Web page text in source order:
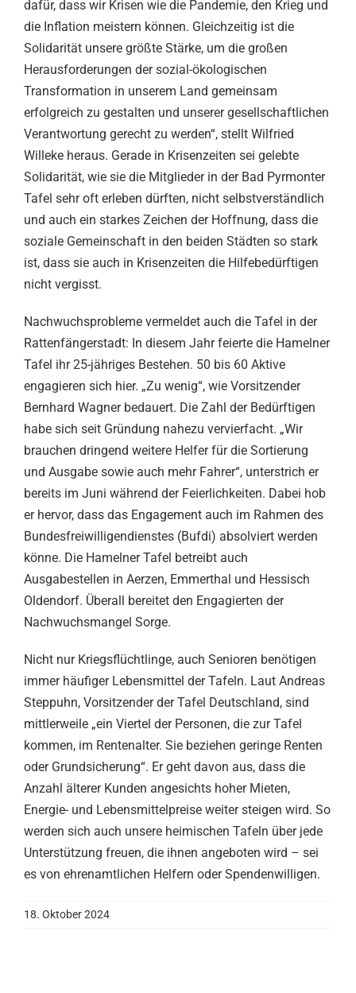
dafür, dass wir Krisen wie die Pandemie, den Krieg und
die Inflation meistern können. Gleichzeitig ist die
Solidarität unsere größte Stärke, um die großen
Herausforderungen der sozial-ökologischen
Transformation in unserem Land gemeinsam
erfolgreich zu gestalten und unserer gesellschaftlichen
Verantwortung gerecht zu werden“, stellt Wilfried
Willeke heraus. Gerade in Krisenzeiten sei gelebte
Solidarität, wie sie die Mitglieder in der Bad Pyrmonter
Tafel sehr oft erleben dürften, nicht selbstverständlich
und auch ein starkes Zeichen der Hoffnung, dass die
soziale Gemeinschaft in den beiden Städten so stark
ist, dass sie auch in Krisenzeiten die Hilfebedürftigen
nicht vergisst.
Nachwuchsprobleme vermeldet auch die Tafel in der
Rattenfängerstadt: In diesem Jahr feierte die Hamelner
Tafel ihr 25-jähriges Bestehen. 50 bis 60 Aktive
engagieren sich hier. „Zu wenig“, wie Vorsitzender
Bernhard Wagner bedauert. Die Zahl der Bedürftigen
habe sich seit Gründung nahezu vervierfacht. „Wir
brauchen dringend weitere Helfer für die Sortierung
und Ausgabe sowie auch mehr Fahrer“, unterstrich er
bereits im Juni während der Feierlichkeiten. Dabei hob
er hervor, dass das Engagement auch im Rahmen des
Bundesfreiwilligendienstes (Bufdi) absolviert werden
könne. Die Hamelner Tafel betreibt auch
Ausgabestellen in Aerzen, Emmerthal und Hessisch
Oldendorf. Überall bereitet den Engagierten der
Nachwuchsmangel Sorge.
Nicht nur Kriegsflüchtlinge, auch Senioren benötigen
immer häufiger Lebensmittel der Tafeln. Laut Andreas
Steppuhn, Vorsitzender der Tafel Deutschland, sind
mittlerweile „ein Viertel der Personen, die zur Tafel
kommen, im Rentenalter. Sie beziehen geringe Renten
oder Grundsicherung“. Er geht davon aus, dass die
Anzahl älterer Kunden angesichts hoher Mieten,
Energie- und Lebensmittelpreise weiter steigen wird. So
werden sich auch unsere heimischen Tafeln über jede
Unterstützung freuen, die ihnen angeboten wird – sei
es von ehrenamtlichen Helfern oder Spendenwilligen.
18. Oktober 2024